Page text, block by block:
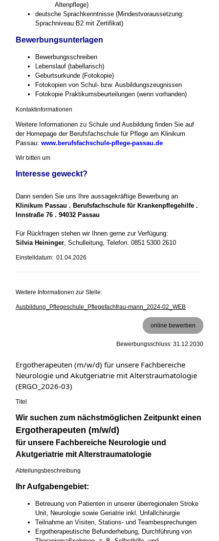
Altenpflege)
deutsche Sprachkenntnisse (Mindestvoraussetzung:
Sprachniveau B2 mit Zertifikat)
Bewerbungsunterlagen
Bewerbungsschreiben
Lebenslauf (tabellarisch)
Geburtsurkunde (Fotokopie)
Fotokopien von Schul- bzw. Ausbildungszeugnissen
Fotokopie Praktikumsbeurteilungen (wenn vorhanden)
Kontaktinformationen
Weitere Informationen zu Schule und Ausbildung finden Sie auf
der Homepage der Berufsfachschule für Pflege am Klinikum
Passau: www.berufsfachschule-pflege-passau.de
Wir bitten um
Interesse geweckt?
Dann senden Sie uns Ihre aussagekräftige Bewerbung an
Klinikum Passau . Berufsfachschule für Krankenpflegehilfe .
Innstraße 76 . 94032 Passau
Für Rückfragen stehen wir Ihnen gerne zur Verfügung:
Silvia Heininger, Schulleitung, Telefon: 0851 5300 2610
Einstelldatum: 01.04.2026
Weitere Informationen zur Stelle:
Ausbildung_Pflegeschule_Pflegefachfrau-mann_2024-02_WEB
online bewerben
Bewerbungsschluss: 31.12.2030
Ergotherapeuten (m/w/d) für unsere Fachbereiche
Neurologie und Akutgeriatrie mit Alterstraumatologie
(ERGO_2026-03)
Titel
Wir suchen zum nächstmöglichen Zeitpunkt einen
Ergotherapeuten (m/w/d)
für unsere Fachbereiche Neurologie und
Akutgeriatrie mit Alterstraumatologie
Abteilungsbeschreibung
Ihr Aufgabengebiet:
Betreuung von Patienten in unserer überregionalen Stroke
Unit, Neurologie sowie Geriatrie inkl. Unfallchirurgie
Teilnahme an Visiten, Stations- und Teambesprechungen
Ergotherapeutische Befunderhebung, Durchführung von